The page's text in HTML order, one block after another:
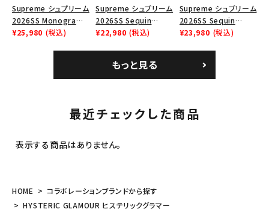
Supreme シュプリーム
2026SS Monogram
Crusher Hat モノグラ
¥25,980 (税込)
Supreme シュプリーム
2026SS Sequin
Denim Classic Logo
6パネルキャップ インデ
ィゴ
¥22,980 (税込)
Supreme シュプリーム
2026SS Sequin
Denim Classic Logo
6パネルキャップ ナチュ
ラル
¥23,980 (税込)
もっと見る
最近チェックした商品
表示する商品はありません。
HOME
コラボレーションブランドから探す
HYSTERIC GLAMOUR ヒステリックグラマー